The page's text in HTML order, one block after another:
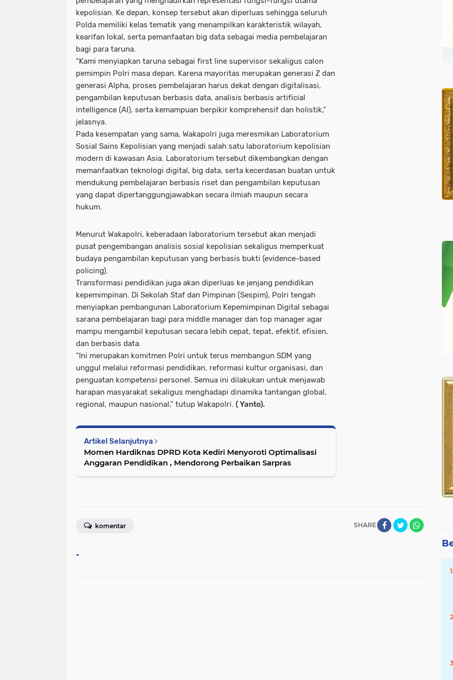
kepolisian. Ke depan, konsep tersebut akan diperluas sehingga seluruh
Polda memiliki kelas tematik yang menampilkan karakteristik wilayah,
kearifan lokal, serta pemanfaatan big data sebagai media pembelajaran
bagi para taruna.
“Kami menyiapkan taruna sebagai first line supervisor sekaligus calon
pemimpin Polri masa depan. Karena mayoritas merupakan generasi Z dan
generasi Alpha, proses pembelajaran harus dekat dengan digitalisasi,
pengambilan keputusan berbasis data, analisis berbasis artificial
intelligence (AI), serta kemampuan berpikir komprehensif dan holistik,”
jelasnya.
Pada kesempatan yang sama, Wakapolri juga meresmikan Laboratorium
Sosial Sains Kepolisian yang menjadi salah satu laboratorium kepolisian
modern di kawasan Asia. Laboratorium tersebut dikembangkan dengan
memanfaatkan teknologi digital, big data, serta kecerdasan buatan untuk
mendukung pembelajaran berbasis riset dan pengambilan keputusan
yang dapat dipertanggungjawabkan secara ilmiah maupun secara
hukum.
Menurut Wakapolri, keberadaan laboratorium tersebut akan menjadi
pusat pengembangan analisis sosial kepolisian sekaligus memperkuat
budaya pengambilan keputusan yang berbasis bukti (evidence-based
policing).
Transformasi pendidikan juga akan diperluas ke jenjang pendidikan
kepemimpinan. Di Sekolah Staf dan Pimpinan (Sespim), Polri tengah
menyiapkan pembangunan Laboratorium Kepemimpinan Digital sebagai
sarana pembelajaran bagi para middle manager dan top manager agar
mampu mengambil keputusan secara lebih cepat, tepat, efektif, efisien,
dan berbasis data.
“Ini merupakan komitmen Polri untuk terus membangun SDM yang
unggul melalui reformasi pendidikan, reformasi kultur organisasi, dan
penguatan kompetensi personel. Semua ini dilakukan untuk menjawab
harapan masyarakat sekaligus menghadapi dinamika tantangan global,
regional, maupun nasional,” tutup Wakapolri. ( Yanto).
Artikel Selanjutnya
Momen Hardiknas DPRD Kota Kediri Menyoroti Optimalisasi
Anggaran Pendidikan , Mendorong Perbaikan Sarpras
SHARE
komentar
-